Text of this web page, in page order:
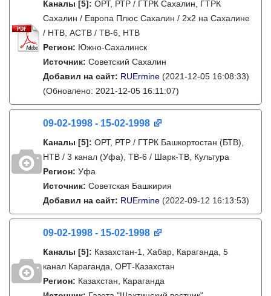
Каналы [5]: ОРТ, РТР / ГТРК Сахалин, ГТРК
Сахалин / Европа Плюс Сахалин / 2х2 на Сахалине
/ НТВ, АСТВ / ТВ-6, НТВ
Регион: Южно-Сахалинск
Источник: Советский Сахалин
Добавил на сайт: RUErmine (2021-12-05 16:08:33)
(Обновлено: 2021-12-05 16:11:07)
09-02-1998 - 15-02-1998
Каналы [5]: ОРТ, РТР / ГТРК Башкортостан (БТВ),
НТВ / 3 канал (Уфа), ТВ-6 / Шарк-ТВ, Культура
Регион: Уфа
Источник: Советская Башкирия
Добавил на сайт: RUErmine (2022-09-12 16:13:53)
09-02-1998 - 15-02-1998
Каналы [5]: Казахстан-1, Хабар, Караганда, 5
канал Караганда, ОРТ-Казахстан
Регион: Казахстан, Караганда